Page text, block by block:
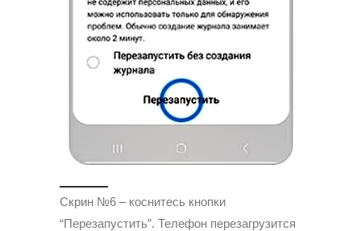
Скрин №6 – коснитесь кнопки
“Перезапустить”. Телефон перезагрузится